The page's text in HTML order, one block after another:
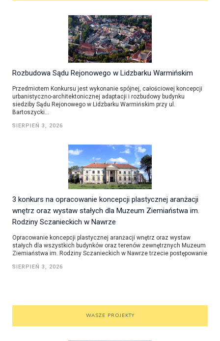
Rozbudowa Sądu Rejonowego w Lidzbarku Warmińskim
Przedmiotem Konkursu jest wykonanie spójnej, całościowej koncepcji
urbanistyczno-architektonicznej adaptacji i rozbudowy budynku
siedziby Sądu Rejonowego w Lidzbarku Warmińskim przy ul.
Bartoszycki...
SIERPIEŃ 3, 2026
3 konkurs na opracowanie koncepcji plastycznej aranżacji
wnętrz oraz wystaw stałych dla Muzeum Ziemiaństwa im.
Rodziny Sczanieckich w Nawrze
Opracowanie koncepcji plastycznej aranżacji wnętrz oraz wystaw
stałych dla wszystkich budynków oraz terenów zewnętrznych Muzeum
Ziemiaństwa im. Rodziny Sczanieckich w Nawrze trzecie postępowanie
SIERPIEŃ 3, 2026
WASZE PROJEKTY